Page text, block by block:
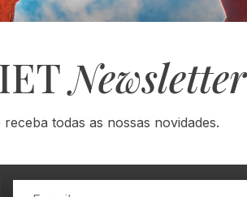
Newsletter
receba todas as nossas novidades.